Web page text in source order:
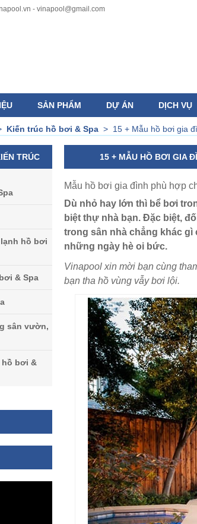
- vinapool@gmail.com
SẢN PHẨM DỰ ÁN DỊCH VỤ
Kiến trúc hồ bơi & Spa > 15 + Mẫu hồ bơi gia
TRÚC
hồ bơi
& Spa
sân vườn,
hồ bơi &
15 + MẪU HỒ BƠI GIA
Mẫu hồ bơi gia đình phù hợp
Dù nhỏ hay lớn thì bể bơi
biệt thự nhà bạn. Đặc biệt,
trong sân nhà chẳng khác
những ngày hè oi bức.
Vinapool xin mời bạn cùng
bạn tha hồ vùng vẫy bơi lội.